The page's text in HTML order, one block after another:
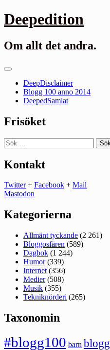
Gå
till
Deepedition
Om allt det andra.
Primär
DeepDisclaimer
Blogg 100 anno 2014
DeepedSamlat
Frisöket
Sök
efter:
Kontakt
Twitter+ Facebook + Mail
Mastodon
Kategorierna
Allmänt tyckande (2 261)
Bloggosfären (589)
Dagbok (1 244)
Humor(339)
Internet (356)
Medier(508)
Musik (355)
Tekniknörderi (265)
Taxonomin
#blogg100 barn blogg